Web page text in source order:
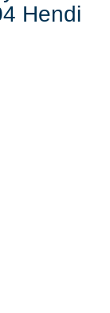
Hendi